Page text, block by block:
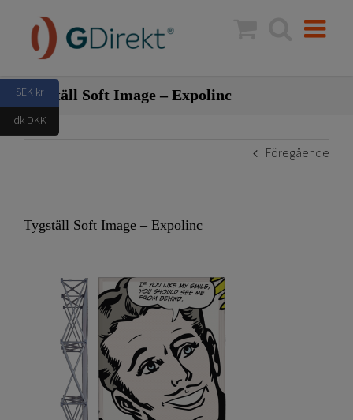
innehållet
Tygställ Soft Image – Expolinc
Föregående
Tygställ Soft Image – Expolinc
SEK kr
dk DKK